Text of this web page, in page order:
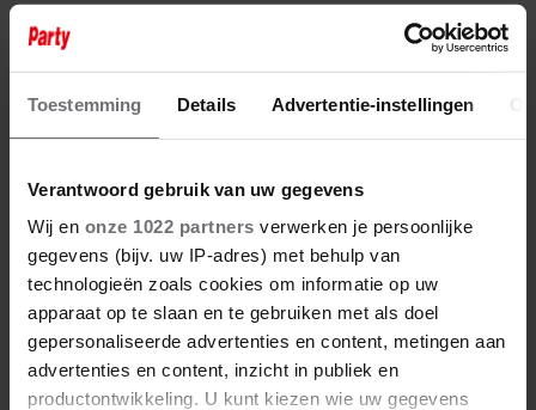
Toestemming Details Advertentie-instellingen
Verantwoord gebruik van uw gegevens
Wij en onze 1022 partners verwerken je persoonlijke
gegevens (bijv. uw IP-adres) met behulp van
technologieën zoals cookies om informatie op uw
apparaat op te slaan en te gebruiken met als doel
gepersonaliseerde advertenties en content, metingen aan
advertenties en content, inzicht in publiek en
productontwikkeling. U kunt kiezen wie uw gegevens